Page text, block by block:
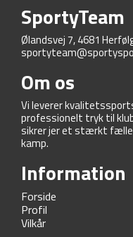
SportyTeam
Ølandsvej 7, 4681
Om os
Vi leverer
professionelt tryk til
sikrer jer et stærkt
kamp.
Information
Forside
Profil
Vilkår